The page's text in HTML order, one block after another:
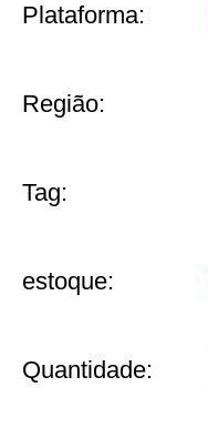
Plataforma:
Região:
Tag:
estoque:
Quantidade: